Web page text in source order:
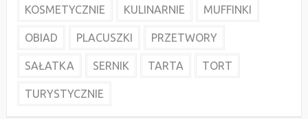
KOSMETYCZNIE KULINARNIE MUFFINKI
OBIAD PLACUSZKI PRZETWORY
SAŁATKA SERNIK TARTA TORT
TURYSTYCZNIE